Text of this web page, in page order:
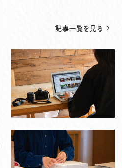
記事一覧を見る